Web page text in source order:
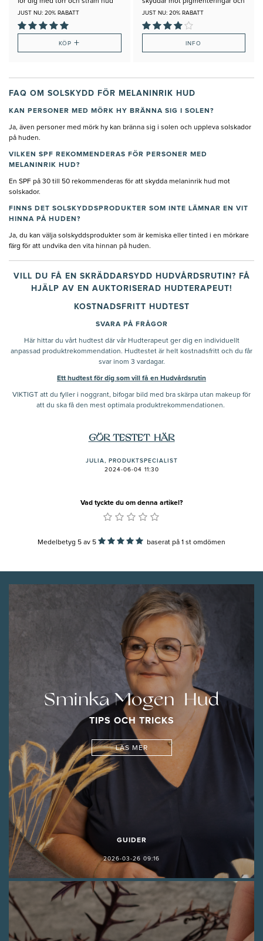
JUST NU: 20% RABATT
KÖP+
solskador
JUST NU: 20% RABATT
INFO
FAQ OM SOLSKYDD FÖR MELANINRIK HUD
KAN PERSONER MED MÖRK HY BRÄNNA SIG I SOLEN?
Ja, även personer med mörk hy kan bränna sig i solen och uppleva solskador
på huden.
VILKEN SPF REKOMMENDERAS FÖR PERSONER MED
MELANINRIK HUD?
En SPF på 30 till 50 rekommenderas för att skydda melaninrik hud mot
solskador.
FINNS DET SOLSKYDDSPRODUKTER SOM INTE LÄMNAR EN VIT
HINNA PÅ HUDEN?
Ja, du kan välja solskyddsprodukter som är kemiska eller tinted i en mörkare
färg för att undvika den vita hinnan på huden.
VILL DU FÅ EN SKRÄDDARSYDD HUDVÅRDSRUTIN? FÅ
HJÄLP AV EN AUKTORISERAD HUDTERAPEUT!
KOSTNADSFRITT HUDTEST
SVARA PÅ FRÅGOR
Här hittar du vårt hudtest där vår Hudterapeut ger dig en individuellt
anpassad produktrekommendation. Hudtestet är helt kostnadsfritt och du får
svar inom 3 vardagar.
Ett hudtest för dig som vill få en Hudvårdsrutin
VIKTIGT att du fyller i noggrant, bifogar bild med bra skärpa utan makeup för
att du ska få den mest optimala produktrekommendationen.
GÖR TESTET HÄR
JULIA, PRODUKTSPECIALIST
2024-06-04 11:30
Vad tyckte du om denna artikel?
Medelbetyg 5 av 5 baserat på 1 st omdömen
Sminka Mogen Hud
TIPS OCH TRICKS
LÄS MER
GUIDER
2026-03-26 09:16